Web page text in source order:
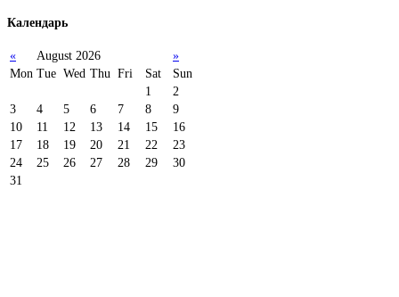
Календарь
« August 2026
»
Mon Tue Wed Thu Fri Sat
Sun
1
2
3
4 5 6 7 8
9
10
11 12 13 14 15
16
17
18 19 20 21 22
23
24
25 26 27 28 29
30
31